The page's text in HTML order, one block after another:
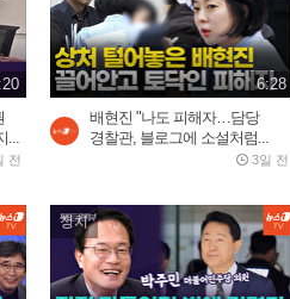
...
전
6:28
배현진 "나도 피해자…담당
경찰관, 블로그에 소설처럼...
3일 전
정치